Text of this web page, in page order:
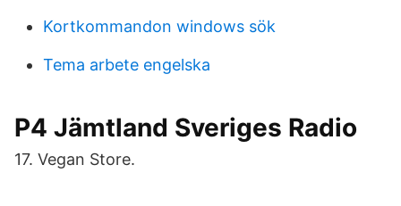
Kortkommandon windows sök
Tema arbete engelska
P4 Jämtland Sveriges Radio
17. Vegan Store.